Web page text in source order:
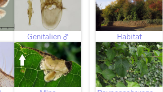
Genitalien ♂ Habitat